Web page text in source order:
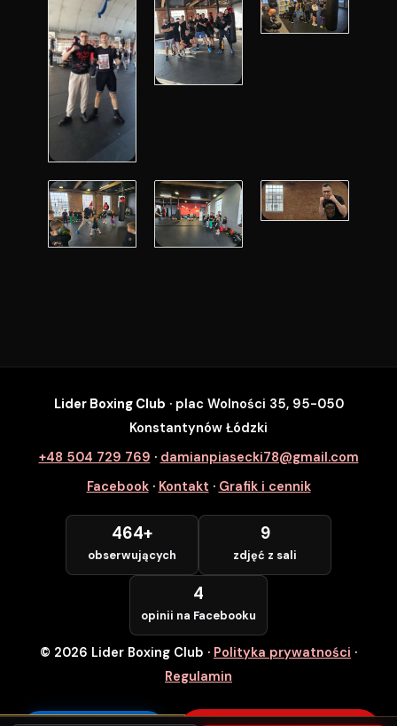
SZYBKI ZAPIS
Zapisz się na wybrane zajęcia
Numer Telefonu *
POTWIERDZAM — WCHODZĘ ZA
DARMO
Lider Boxing Club · plac Wolności 35, 95-050
Konstantynów Łódzki
+48 504 729 769 · damianpiasecki78@gmail.com
Facebook· Kontakt · Grafik i cennik
464+
obserwujących
9
zdjęć z sali
4
opinii na Facebooku
© 2026 Lider Boxing Club · Polityka prywatności ·
Regulamin